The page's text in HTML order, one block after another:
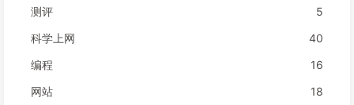
测评
5
科学上网
40
编程
16
网站
18